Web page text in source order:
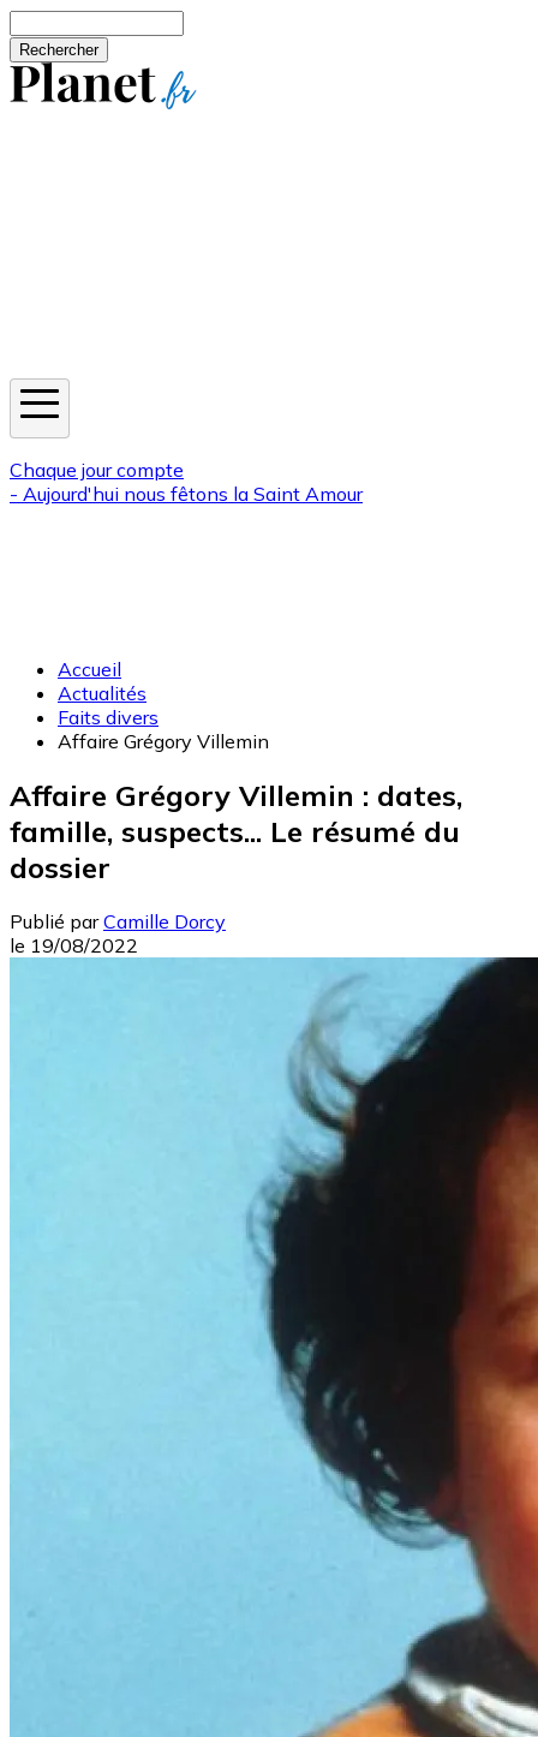
Chaque jour compte
- Aujourd'hui nous fêtons la Saint Amour
Accueil
Actualités
Faits divers
Affaire Grégory Villemin
Affaire Grégory Villemin : dates,
famille, suspects... Le résumé du
dossier
Publié par Camille Dorcy
le 19/08/2022